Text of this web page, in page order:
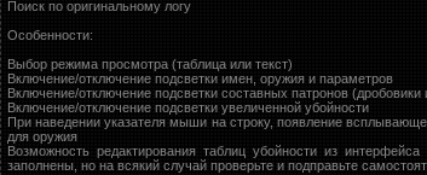
Поиск по оригинальному логу
Особенности:
Выбор режима просмотра (таблица или текст)
Включение/отключение подсветки имен, оружия и параметров
Включение/отключение подсветки составных патронов (дробовики
Включение/отключение подсветки увеличенной убойности
При наведении указателя мыши на строку, появление
для оружия
Возможность редактирования таблиц убойности из
заполнены, но на всякий случай проверьте и подправьте